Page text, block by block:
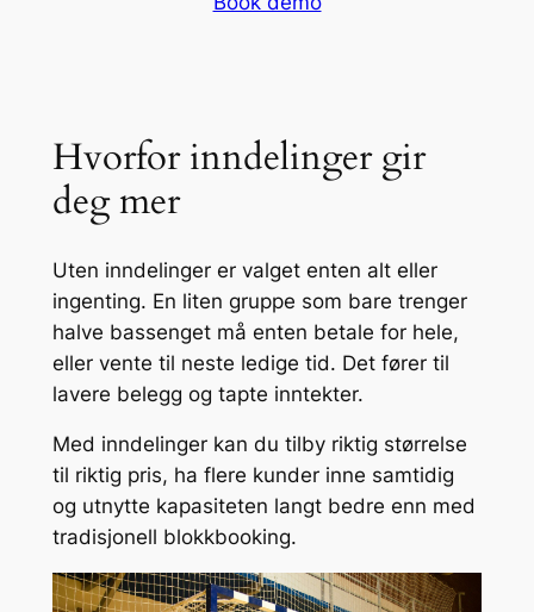
Hvorfor inndelinger gir
deg mer
Uten inndelinger er valget enten alt eller
ingenting. En liten gruppe som bare trenger
halve bassenget må enten betale for hele,
eller vente til neste ledige tid. Det fører til
lavere belegg og tapte inntekter.
Med inndelinger kan du tilby riktig størrelse
til riktig pris, ha flere kunder inne samtidig
og utnytte kapasiteten langt bedre enn med
tradisjonell blokkbooking.